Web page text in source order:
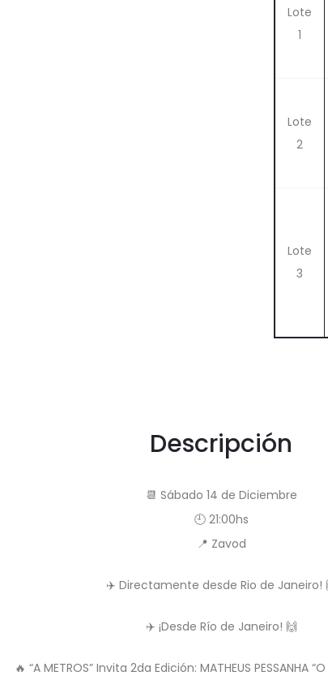
Lote
1
Lote
2
Lote
3
Descripción
📆 Sábado 14 de Diciembre
🕘 21:00hs
📍 Zavod
✈️ Directamente desde Rio de Janeiro!
✈️ ¡Desde Río de Janeiro! 🙌
🔥 “A METROS” Invita 2da Edición: MATHEUS PESSANHA